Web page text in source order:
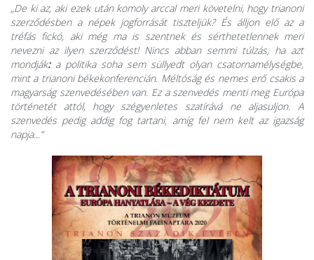
„De ki az, aki ezek után komoly arccal meri követelni, hogy trianoni
szerződésben a népek jogforrását tiszteljük? És álljon elő az a
tréfás fickó, aki még ma is szentnek és sérthetetlennek meri
nevezni az ilyen szerződést! Nincs abban semmi túlzás, ha azt
mondják:a politika soha sem süllyedt olyan csatornamélységbe,
mint a trianoni békekonferencián. Méltóság és nemes erő csakis a
magyarság szenvedésében van. Ez a szenvedés menti meg Európa
történetét attól, hogy szégyenletes szatírává ne aljasuljon. A
szenvedés pedig addig fog tartani, amíg fel nem kelt az igazság
napja...”